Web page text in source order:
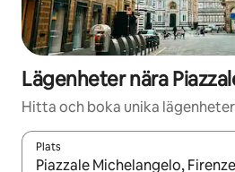
Lägenheter nära
Hitta och boka unika
Plats
När resultaten är tillgängliga kan